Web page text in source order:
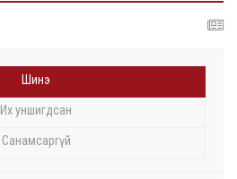
Шинэ
Их уншигдсан
Санамсаргүй